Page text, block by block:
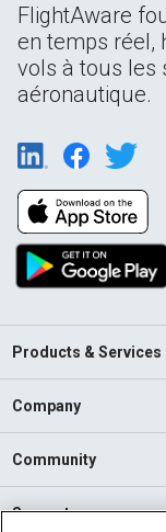
FlightAware
en temps réel,
vols à tous les
aéronautique.
Products & Services
Company
Community
Support